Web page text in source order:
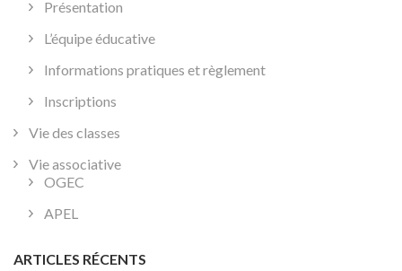
Présentation
L’équipe éducative
Informations pratiques et règlement
Inscriptions
Vie des classes
Vie associative
OGEC
APEL
ARTICLES RÉCENTS